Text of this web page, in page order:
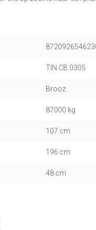
TIN.CB.0305
Brooz
87000 kg
107 cm
196 cm
48 cm